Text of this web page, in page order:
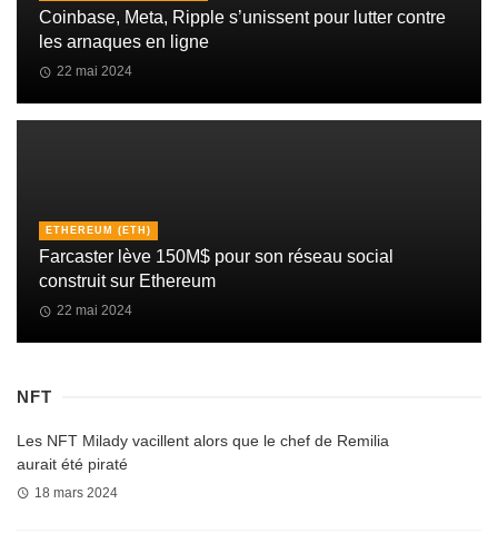
Coinbase, Meta, Ripple s’unissent pour lutter contre
les arnaques en ligne
22 mai 2024
ETHEREUM (ETH)
Farcaster lève 150M$ pour son réseau social
construit sur Ethereum
22 mai 2024
NFT
Les NFT Milady vacillent alors que le chef de Remilia
aurait été piraté
18 mars 2024